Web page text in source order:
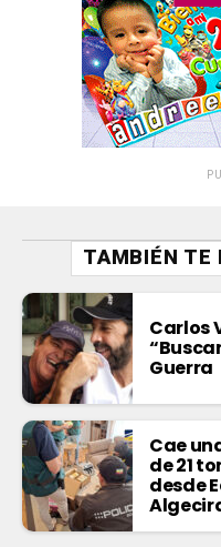
TAMBIÉN TE
Carlos
Guerra
Cae
de 21
desde